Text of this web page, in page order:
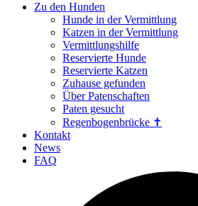
Zu den Hunden
Hunde in der Vermittlung
Katzen in der Vermittlung
Vermittlungshilfe
Reservierte Hunde
Reservierte Katzen
Zuhause gefunden
Über Patenschaften
Paten gesucht
Regenbogenbrücke ✝
Kontakt
News
FAQ